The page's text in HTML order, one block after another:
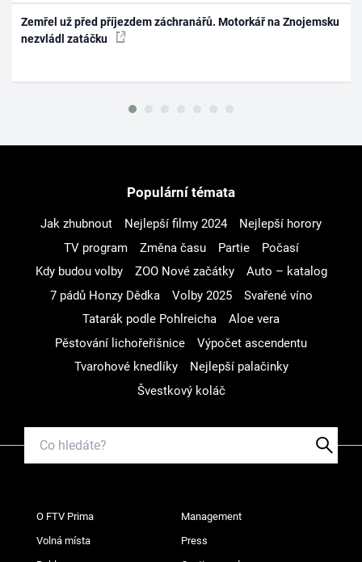
Zemřel už před příjezdem záchranářů. Motorkář na Znojemsku
nezvládl zatáčku
Populární témata
Jak zhubnout Nejlepší filmy 2024
Nejlepší horory
TV program
Změna času Partie
Počasí
Kdy budou volby
ZOO Nové začátky
Auto – katalog
7 pádů Honzy Dědka
Volby 2025
Svařené víno
Tatarák podle Pohlreicha
Aloe vera
Pěstování lichořeřišnice
Výpočet ascendentu
Tvarohové knedlíky
Nejlepší palačinky
Švestkový koláč
O FTV Prima Management
Volná místa Press